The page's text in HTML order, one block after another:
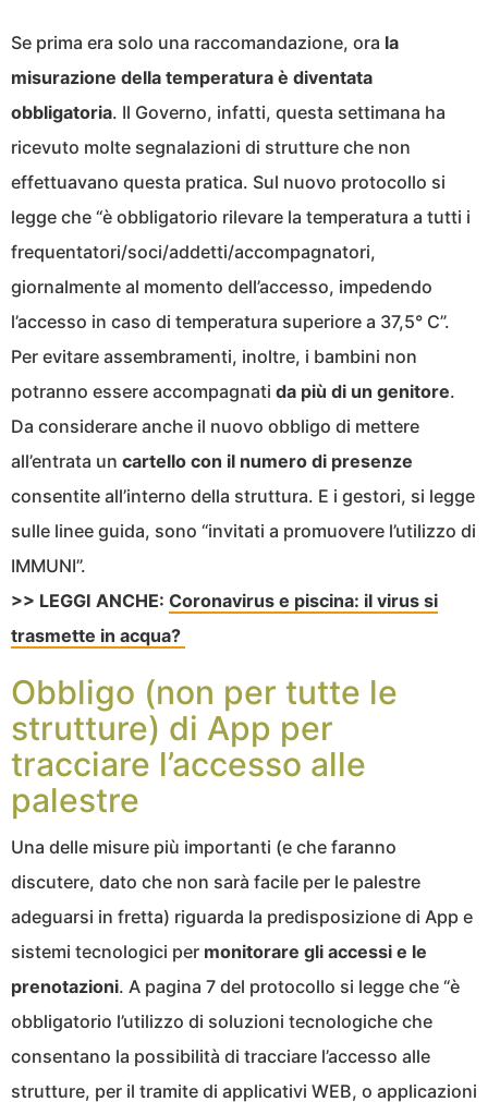
Se prima era solo una raccomandazione, ora la
misurazione della temperatura è diventata
obbligatoria. Il Governo, infatti, questa settimana ha
ricevuto molte segnalazioni di strutture che non
effettuavano questa pratica. Sul nuovo protocollo si
legge che “è obbligatorio rilevare la temperatura a tutti i
frequentatori/soci/addetti/accompagnatori,
giornalmente al momento dell’accesso, impedendo
l’accesso in caso di temperatura superiore a 37,5° C”.
Per evitare assembramenti, inoltre, i bambini non
potranno essere accompagnati da più di un genitore.
Da considerare anche il nuovo obbligo di mettere
all’entrata un cartello con il numero di presenze
consentite all’interno della struttura. E i gestori, si legge
sulle linee guida, sono “invitati a promuovere l’utilizzo di
IMMUNI”.
>> LEGGI ANCHE: Coronavirus e piscina: il virus si
trasmette in acqua?
Obbligo (non per tutte le
strutture) di App per
tracciare l’accesso alle
palestre
Una delle misure più importanti (e che faranno
discutere, dato che non sarà facile per le palestre
adeguarsi in fretta) riguarda la predisposizione di App e
sistemi tecnologici per monitorare gli accessi e le
prenotazioni. A pagina 7 del protocollo si legge che “è
obbligatorio l’utilizzo di soluzioni tecnologiche che
consentano la possibilità di tracciare l’accesso alle
strutture, per il tramite di applicativi WEB, o applicazioni